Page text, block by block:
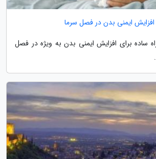
افزایش ایمنی بدن در فصل سرما
ساده برای افزایش ایمنی بدن به ویژه در فصل